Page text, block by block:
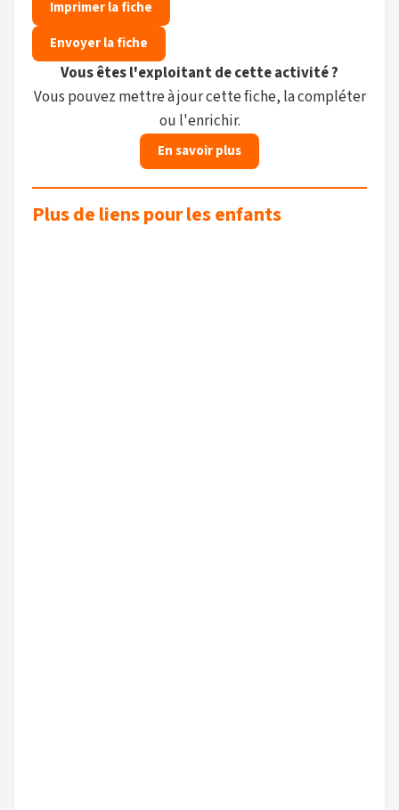
Imprimer la fiche
Envoyer la fiche
Vous êtes l'exploitant de cette activité ?
Vous pouvez mettre à jour cette fiche, la compléter
ou l'enrichir.
En savoir plus
Plus de liens pour les enfants